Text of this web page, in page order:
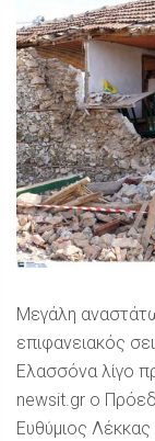
Μεγάλη
επιφανειακός
Ελασσόνα λίγο
newsit.gr ο
Ευθύμιος